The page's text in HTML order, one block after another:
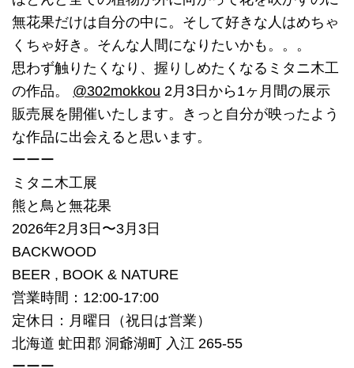
無花果だけは自分の中に。そして好きな人はめちゃ
くちゃ好き。そんな人間になりたいかも。。。
思わず触りたくなり、握りしめたくなるミタニ木工
の作品。 @302mokkou 2月3日から1ヶ月間の展示
販売展を開催いたします。きっと自分が映ったよう
な作品に出会えると思います。
ーーー
ミタニ木工展
熊と鳥と無花果
2026年2月3日〜3月3日
BACKWOOD
BEER , BOOK & NATURE
営業時間：12:00-17:00
定休日：月曜日（祝日は営業）
北海道 虻田郡 洞爺湖町 入江 265-55